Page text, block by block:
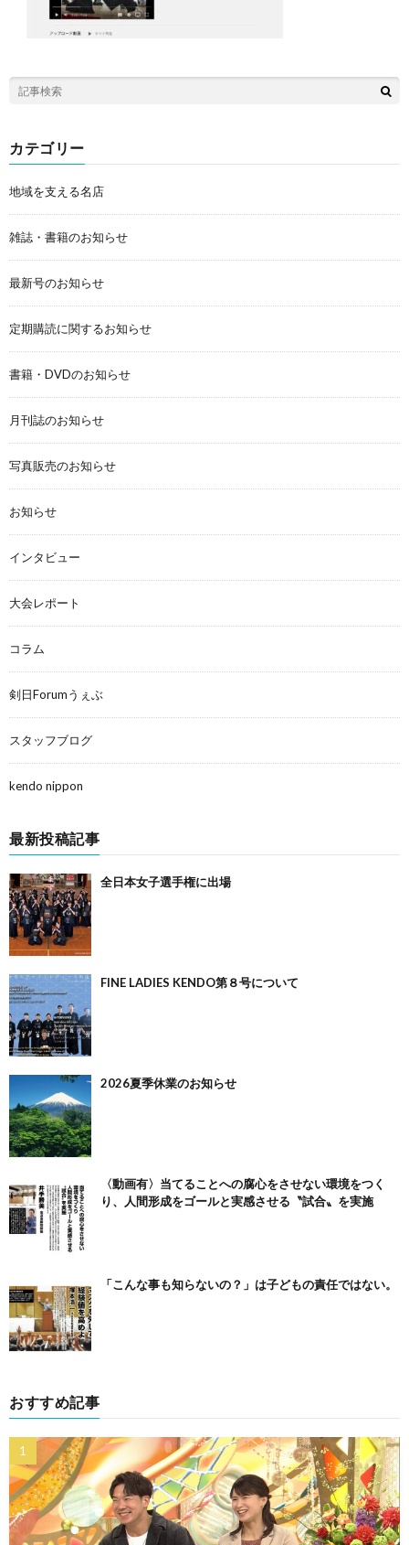
カテゴリー
地域を支える名店
雑誌・書籍のお知らせ
最新号のお知らせ
定期購読に関するお知らせ
書籍・DVDのお知らせ
月刊誌のお知らせ
写真販売のお知らせ
お知らせ
インタビュー
大会レポート
コラム
剣日Forumうぇぶ
スタッフブログ
kendo nippon
最新投稿記事
全日本女子選手権に出場
FINE LADIES KENDO第８号について
2026夏季休業のお知らせ
〈動画有〉当てることへの腐心をさせない環境をつく
り、人間形成をゴールと実感させる〝試合〟を実施
「こんな事も知らないの？」は子どもの責任ではない。
おすすめ記事